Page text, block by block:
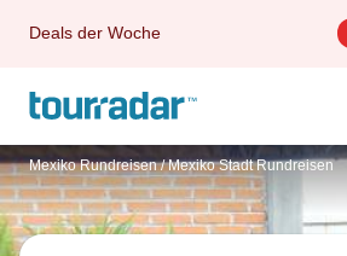
Deals der Woche
Mexiko Rundreisen / Mexiko Stadt Rundreisen